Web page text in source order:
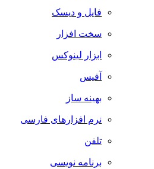
فایل و دیسک
سخت افزار
ابزار لینوکس
آفیس
بهینه ساز
نرم افزارهای فارسی
تلفن
برنامه نویسی